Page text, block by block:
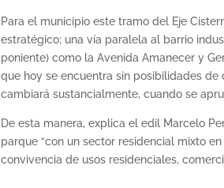
Para el municipio este tramo del Eje
estratégico; una vía paralela al barrio
poniente) como la Avenida Amanecer y
que hoy se encuentra sin posibilidades
cambiará sustancialmente, cuando se
De esta manera, explica el edil Marcelo
parque “con un sector residencial mixto
convivencia de usos residenciales,